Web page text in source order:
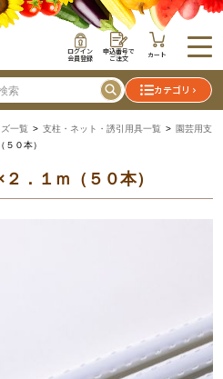
ログイン
会員登録
申込番号で
ご注文 カート
カテゴリ
一覧 > 支柱・ネット・誘引用具一覧 > 園芸用支
０本）
．１ｍ（５０本）